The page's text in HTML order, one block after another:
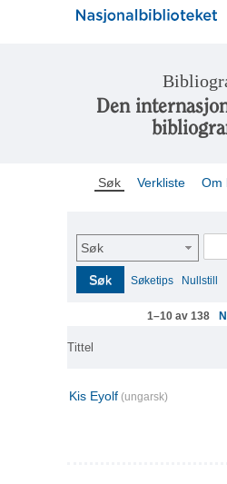
Den
Søk Verkliste Om
Søk
Søk Søketips Nullstill
1–10 av 138
Tittel
Kis Eyolf (ungarsk)